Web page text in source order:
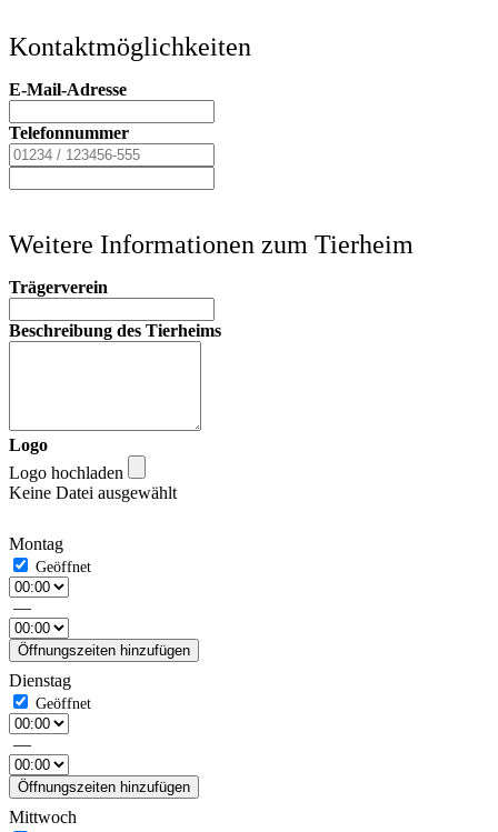
Kontaktmöglichkeiten
E-Mail-Adresse
Telefonnummer
Weitere Informationen zum Tierheim
Trägerverein
Beschreibung des Tierheims
Logo
Logo hochladen
Keine Datei ausgewählt
Montag
—
Öffnungszeiten hinzufügen
Dienstag
—
Öffnungszeiten hinzufügen
Mittwoch